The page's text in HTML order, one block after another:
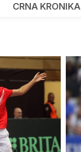
CRNA KRONIKA